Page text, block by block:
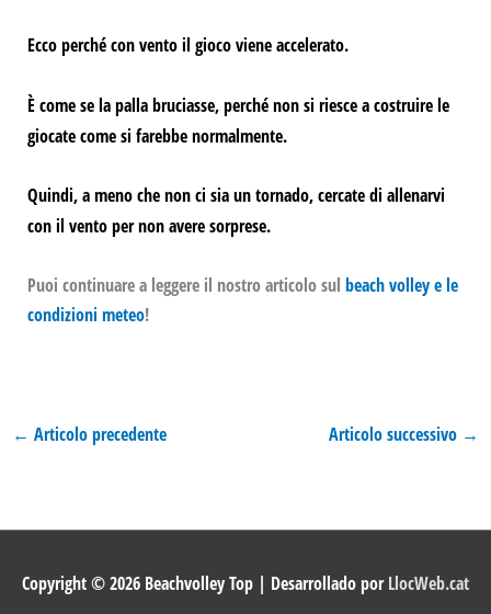
Ecco perché con ventoil gioco viene accelerato.
È come se la palla bruciasse, perché non si riesce a costruire le
giocate come si farebbe normalmente.
Quindi, a meno che non ci sia un tornado, cercate di allenarvi
con il vento per non avere sorprese.
Puoi continuare a leggere il nostro articolo sulbeach volley e le
condizioni meteo!
← Articolo precedente Articolo successivo →
Copyright © 2026 Beachvolley Top | Desarrollado porLlocWeb.cat